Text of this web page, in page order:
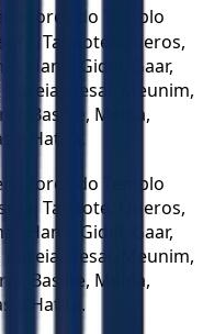
do Templo
Tabaote, Queros,
Hanã, Gidel, Gaar,
Paseia, Besai, Meunim,
Baslite, Meída,
e Hatifa.
do Templo
Tabaote, Queros,
Hanã, Gidel, Gaar,
Paseia, Besai, Meunim,
Baslite, Meída,
e Hatifa.